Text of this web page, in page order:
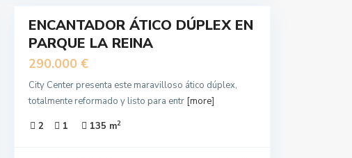
ENCANTADOR ÁTICO DÚPLEX EN
PARQUE LA REINA
290.000 €
City Center presenta este maravilloso ático dúplex,
totalmente reformado y listo para entr [more]
2
1 135 m2